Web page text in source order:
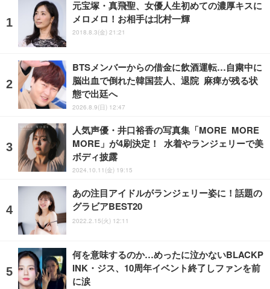
元宝塚・真飛聖、女優人生初めての濃厚キスに
メロメロ！お相手は北村一輝
2018.8.3(金) 21:21
BTSメンバーからの借金に飲酒運転…自粛中に
脳出血で倒れた韓国芸人、退院 麻痺が残る状
態で出廷へ
2026.8.9(日) 12:47
人気声優・井口裕香の写真集「MORE MORE
MORE」が4刷決定！ 水着やランジェリーで美
ボディ披露
2024.10.11(金) 19:15
あの注目アイドルがランジェリー姿に！話題の
グラビアBEST20
2022.2.15(火) 12:11
何を意味するのか…めったに泣かないBLACKP
INK・ジス、10周年イベント終了しファンを前
に涙